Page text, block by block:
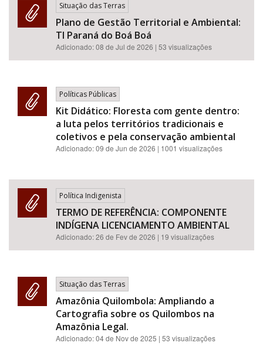
Subtema
Área de Levantamento
BUSCAR
Situação das Terras
Plano de Gestão Territorial e Ambiental:
TI Paraná do Boá Boá
Adicionado:08 de Jul de 2026 | 53 visualizações
Políticas Públicas
Kit Didático: Floresta com gente dentro:
a luta pelos territórios tradicionais e
coletivos e pela conservação ambiental
Adicionado:09 de Jun de 2026 | 1001 visualizações
Política Indigenista
TERMO DE REFERÊNCIA: COMPONENTE
INDÍGENA LICENCIAMENTO AMBIENTAL
Adicionado:26 de Fev de 2026 | 19 visualizações
Situação das Terras
Amazônia Quilombola: Ampliando a
Cartografia sobre os Quilombos na
Amazônia Legal.
Adicionado:04 de Nov de 2025 | 53 visualizações